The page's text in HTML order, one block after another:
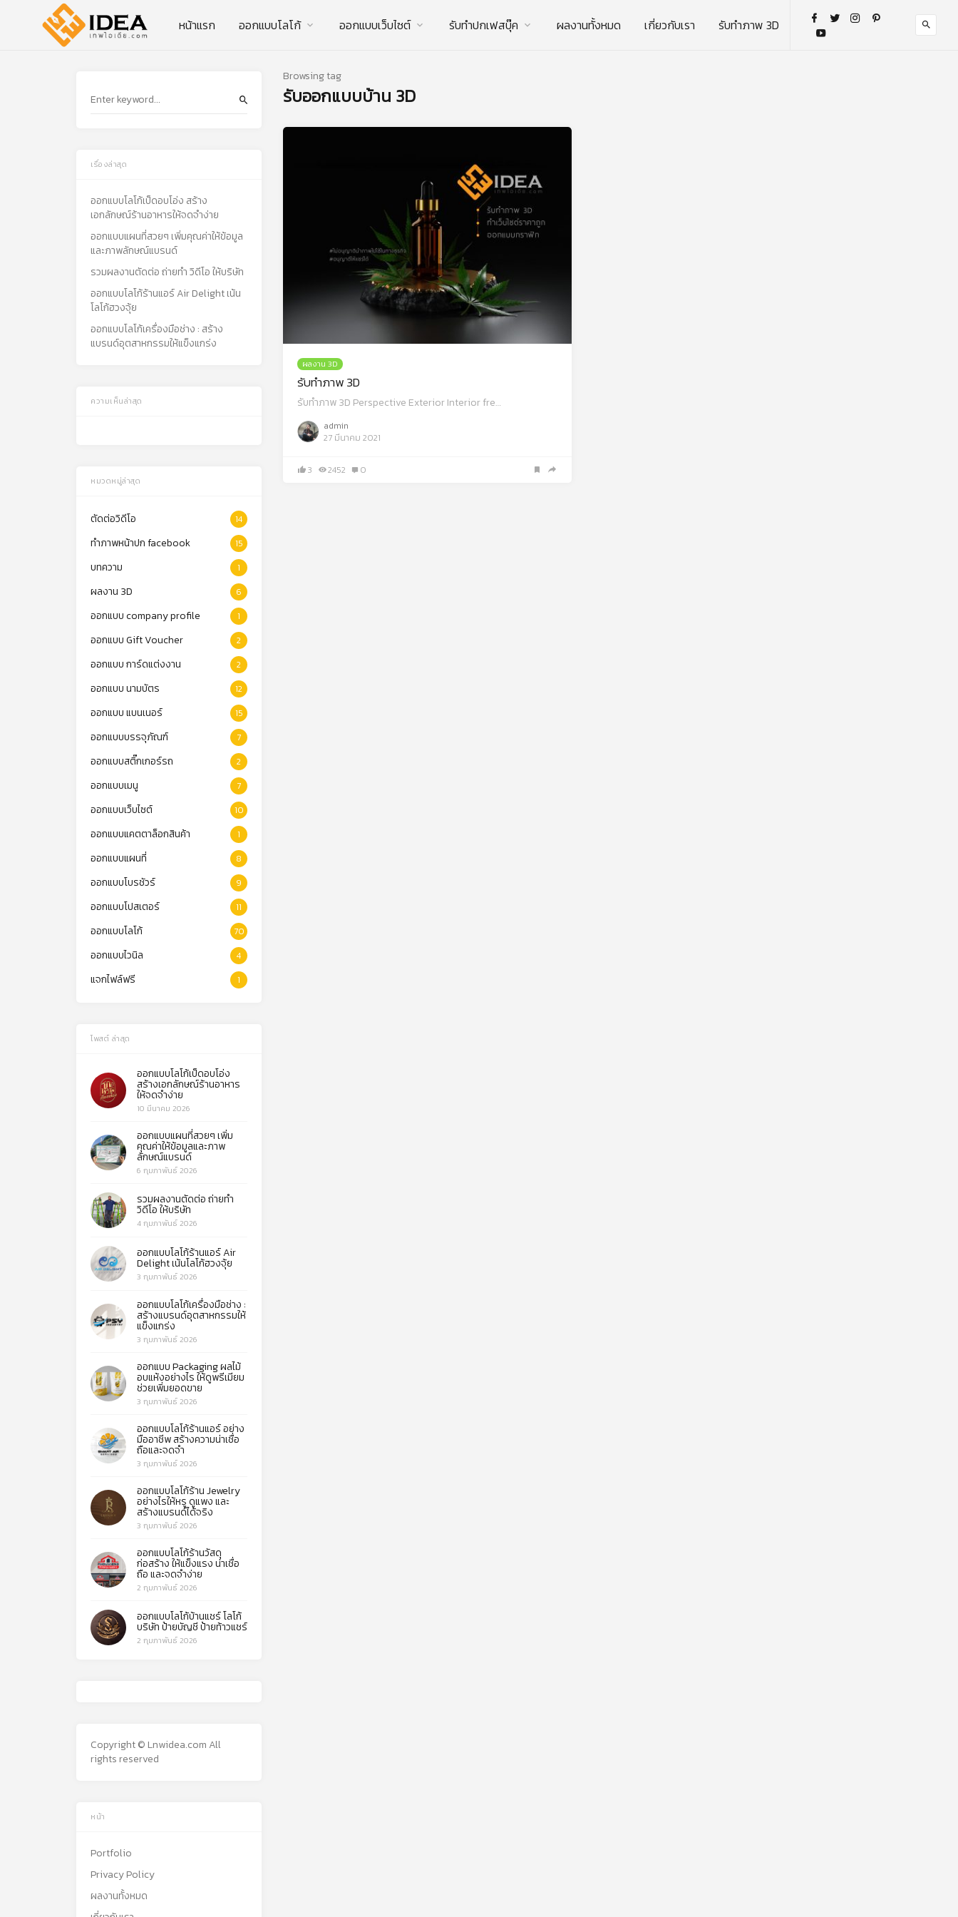
หน้าแรก ออกแบบโลโก้ ออกแบบเว็บไซต์ รับทําปกเฟสบุ๊ค ผลงานทั้งหมด เกี่ยวกับเรา รับทำภาพ 3D
Browsing tag
รับออกแบบบ้าน 3D
ผลงาน 3D
รับทำภาพ 3D
รับทำภาพ 3D Perspective Exterior Interior fre…
admin
27 มีนาคม 2021
3 2452 0
เรื่องล่าสุด
ออกแบบโลโก้เป็ดอบโอ่ง สร้าง
เอกลักษณ์ร้านอาหารให้จดจำง่าย
ออกแบบแผนที่สวยๆ เพิ่มคุณค่าให้ข้อมูล
และภาพลักษณ์แบรนด์
รวมผลงานตัดต่อ ถ่ายทำ วิดีโอ ให้บริษัท
ออกแบบโลโก้ร้านแอร์ Air Delight เน้น
โลโก้ฮวงจุ้ย
ออกแบบโลโก้เครื่องมือช่าง : สร้าง
แบรนด์อุตสาหกรรมให้แข็งแกร่ง
ความเห็นล่าสุด
หมวดหมู่ล่าสุด
ตัดต่อวิดีโอ 14
ทำภาพหน้าปก facebook 15
บทความ 1
ผลงาน 3D 6
ออกแบบ company profile 1
ออกแบบ Gift Voucher 2
ออกแบบ การ์ดแต่งงาน 2
ออกแบบ นามบัตร 12
ออกแบบ แบนเนอร์ 15
ออกแบบบรรจุภัณฑ์ 7
ออกแบบสติ๊กเกอร์รถ 2
ออกแบบเมนู 7
ออกแบบเว็บไซต์ 10
ออกแบบแคตตาล็อกสินค้า 1
ออกแบบแผนที่ 8
ออกแบบโบรชัวร์ 9
ออกแบบโปสเตอร์ 11
ออกแบบโลโก้ 70
ออกแบบไวนิล 4
แจกไฟล์ฟรี 1
โพสต์ ล่าสุด
ออกแบบโลโก้เป็ดอบโอ่ง
สร้างเอกลักษณ์ร้านอาหาร
ให้จดจำง่าย
10 มีนาคม 2026
ออกแบบแผนที่สวยๆ เพิ่ม
คุณค่าให้ข้อมูลและภาพ
ลักษณ์แบรนด์
6 กุมภาพันธ์ 2026
รวมผลงานตัดต่อ ถ่ายทำ
วิดีโอ ให้บริษัท
4 กุมภาพันธ์ 2026
ออกแบบโลโก้ร้านแอร์ Air
Delight เน้นโลโก้ฮวงจุ้ย
3 กุมภาพันธ์ 2026
ออกแบบโลโก้เครื่องมือช่าง :
สร้างแบรนด์อุตสาหกรรมให้
แข็งแกร่ง
3 กุมภาพันธ์ 2026
ออกแบบ Packaging ผลไม้
อบแห้งอย่างไร ให้ดูพรีเมียม
ช่วยเพิ่มยอดขาย
3 กุมภาพันธ์ 2026
ออกแบบโลโก้ร้านแอร์ อย่าง
มืออาชีพ สร้างความน่าเชื่อ
ถือและจดจำ
3 กุมภาพันธ์ 2026
ออกแบบโลโก้ร้าน Jewelry
อย่างไรให้หรู ดูแพง และ
สร้างแบรนด์ได้จริง
3 กุมภาพันธ์ 2026
ออกแบบโลโก้ร้านวัสดุ
ก่อสร้าง ให้แข็งแรง น่าเชื่อ
ถือ และจดจำง่าย
2 กุมภาพันธ์ 2026
ออกแบบโลโก้บ้านแชร์ โลโก้
บริษัท ป้ายบัญชี ป้ายท้าวแชร์
2 กุมภาพันธ์ 2026
Copyright © Lnwidea.com All
rights reserved
หน้า
Portfolio
Privacy Policy
ผลงานทั้งหมด